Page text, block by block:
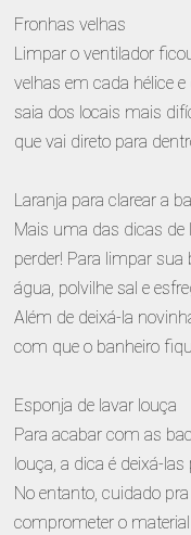
Fronhas velhas
Limpar o ventilador
velhas em cada hélice
saia dos locais mais
que vai direto para
Laranja para clarear a
Mais uma das dicas de
perder! Para limpar
água, polvilhe sal e
Além de deixá-la
com que o banheiro
Esponja de lavar louça
Para acabar com as
louça, a dica é deixá-
No entanto, cuidado
comprometer o material